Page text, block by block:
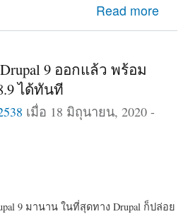
Read more
ระบบไปคำนวนส่วนลดสองครั้ง
9 ออกแล้ว พร้อม
ได้ทันที
เมื่อ 18 มิถุนายน, 2020 -
9 มานาน ในที่สุดทาง Drupal ก็ปล่อย